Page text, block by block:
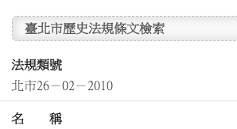
臺北市歷史法規條文檢索
法規類號
北市26－02－2010
名 稱